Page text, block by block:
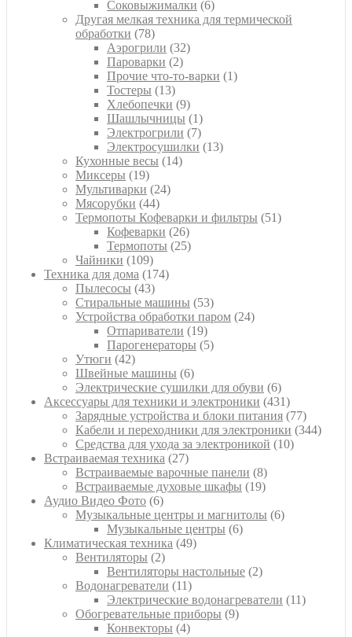
товаров
Соковыжималки 66
товаров
Другая мелкая техника для термической
обработки
7878
товаров
Аэрогрили 3232
Пароварки 22
товара
Прочие что-то-варки 11
Тостеры 1313
товаров
Хлебопечки 99
товаров
Шашлычницы 11
товар
Электрогрили 77
товаров
Электросушилки 1313
Кухонные весы 1414
Миксеры 1919
товаров
Мультиварки 2424
Мясорубки 4444
товара
Термопоты Кофеварки и фильтры 5151
Кофеварки 2626
товаров
Термопоты 2525
Чайники 109109
товаров
Техника для дома 174174
Пылесосы 4343
товара
Стиральные машины 5353
товара
Устройства обработки паром 2424
Отпариватели 1919
товаров
Парогенераторы 55
Утюги 4242
товара
Швейные машины 66
товаров
Электрические сушилки для обуви 66
товаров
Аксессуары для техники и электроники 431431
товар
Зарядные устройства и блоки питания 7777
товаров
Кабели и переходники для электроники 344344
Средства для ухода за электроникой 1010
Встраиваемая техника 2727
товаров
Встраиваемые варочные панели 88
товаров
Встраиваемые духовые шкафы 1919
Аудио Видео Фото 66
товаров
Музыкальные центры и магнитолы 66
Музыкальные центры 66
Климатическая техника 4949
Вентиляторы 22
товара
Вентиляторы настольные 22
Водонагреватели 1111
товаров
Электрические водонагреватели 1111
Обогревательные приборы 99
Конвекторы 44